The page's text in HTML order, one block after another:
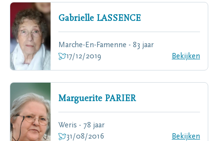
Gabrielle LASSENCE
Marche-En-Famenne - 83 jaar
17/12/2019
Bekijken
Marguerite PARIER
Weris - 78 jaar
31/08/2016
Bekijken